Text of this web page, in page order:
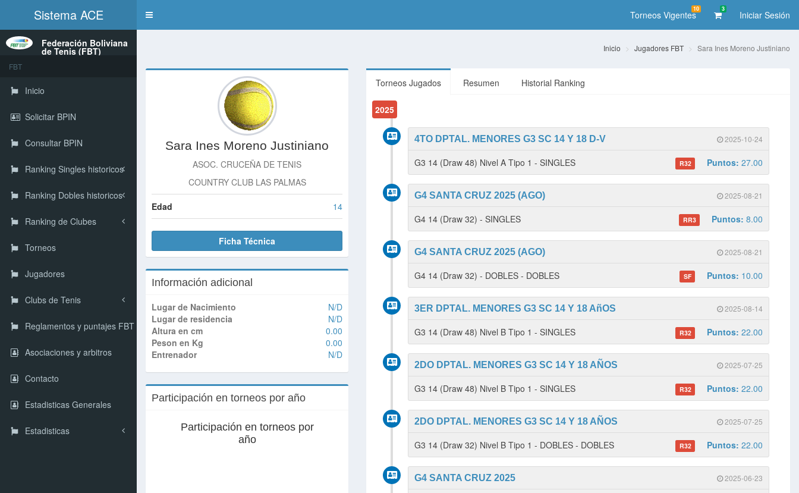
Sistema ACE
Toggle
Torneos Vigentes
10 3
Iniciar Sesión
Federación Boliviana
de Tenis (FBT)
FBT
Inicio
Solicitar BPIN
Consultar BPIN
Ranking Singles historicos
Ranking Dobles historicos
Ranking de Clubes
Torneos
Jugadores
Clubs de Tenis
Reglamentos y puntajes FBT
Asociaciones y arbitros
Contacto
Estadisticas Generales
Estadisticas
Inicio Jugadores FBT Sara Ines Moreno Justiniano
Sara Ines Moreno Justiniano
ASOC. CRUCEÑA DE TENIS
COUNTRY CLUB LAS PALMAS
Edad 14
Ficha Técnica
Información adicional
Lugar de Nacimiento
N/D
Lugar de residencia
N/D
Altura en cm
0.00
Peson en Kg
0.00
Entrenador
N/D
Participación en torneos por año
Participación en torneos por
año
Torneos Jugados Resumen Historial Ranking
2025
2025-10-24
4TO DPTAL. MENORES G3 SC 14 Y 18 D-V
G3 14 (Draw 48) Nivel A Tipo 1 - SINGLES R32 Puntos: 27.00
2025-08-21
G4 SANTA CRUZ 2025 (AGO)
G4 14 (Draw 32) - SINGLES RR3 Puntos: 8.00
2025-08-21
G4 SANTA CRUZ 2025 (AGO)
G4 14 (Draw 32) - DOBLES - DOBLES SF Puntos: 10.00
2025-08-14
3ER DPTAL. MENORES G3 SC 14 Y 18 AñOS
G3 14 (Draw 48) Nivel B Tipo 1 - SINGLES R32 Puntos: 22.00
2025-07-25
2DO DPTAL. MENORES G3 SC 14 Y 18 AÑOS
G3 14 (Draw 48) Nivel B Tipo 1 - SINGLES R32 Puntos: 22.00
2025-07-25
2DO DPTAL. MENORES G3 SC 14 Y 18 AÑOS
G3 14 (Draw 32) Nivel B Tipo 1 - DOBLES - DOBLES R32 Puntos: 22.00
2025-06-23
G4 SANTA CRUZ 2025